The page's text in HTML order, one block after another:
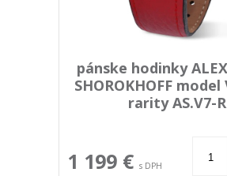
pánske hodinky
SHOROKHOFF
rarity AS.V7-R
1 199 € s DPH